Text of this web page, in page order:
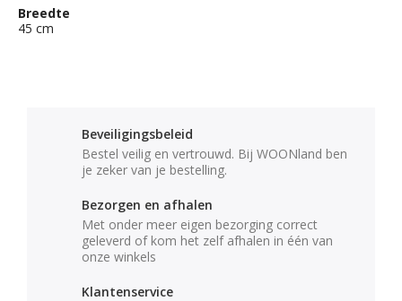
Breedte
45 cm
Beveiligingsbeleid
Bestel veilig en vertrouwd. Bij WOONland ben
je zeker van je bestelling.
Bezorgen en afhalen
Met onder meer eigen bezorging correct
geleverd of kom het zelf afhalen in één van
onze winkels
Klantenservice